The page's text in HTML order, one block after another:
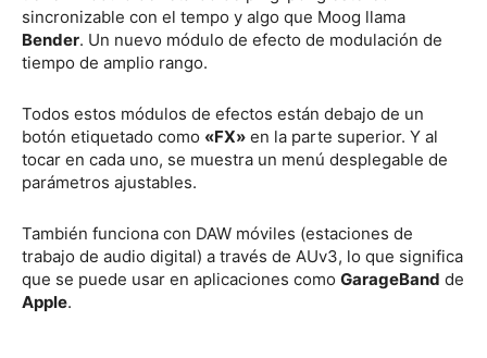
sincronizable con el tempo y algo que Moog llama
Bender. Un nuevo módulo de efecto de modulación de
tiempo de amplio rango.
Todos estos módulos de efectos están debajo de un
botón etiquetado como «FX» en la parte superior. Y al
tocar en cada uno, se muestra un menú desplegable de
parámetros ajustables.
También funciona con DAW móviles (estaciones de
trabajo de audio digital) a través de AUv3, lo que significa
que se puede usar en aplicaciones como GarageBand de
Apple.